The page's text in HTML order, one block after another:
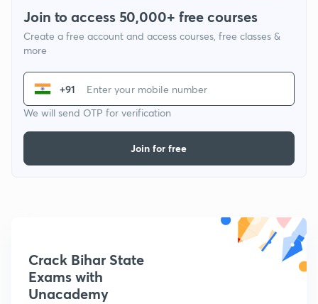
Join to access 50,000+ free courses
Create a free account and access courses, free classes &
more
+91
We will send OTP for verification
Join for free
Crack Bihar State
Exams with
Unacademy